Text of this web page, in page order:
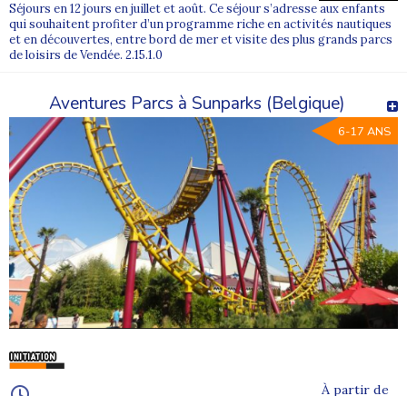
Séjours en 12 jours en juillet et août. Ce séjour s’adresse aux enfants
qui souhaitent profiter d’un programme riche en activités nautiques
et en découvertes, entre bord de mer et visite des plus grands parcs
de loisirs de Vendée. 2.15.1.0
Aventures Parcs à Sunparks (Belgique)
6-17 ANS
À partir de